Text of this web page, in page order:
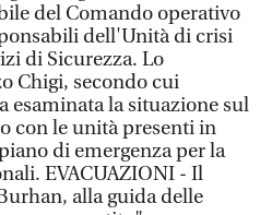
del Comando operativo
dell'Unità di crisi
di Sicurezza. Lo
Chigi, secondo cui
esaminata la situazione sul
con le unità presenti in
di emergenza per la
EVACUAZIONI - Il
alla guida delle